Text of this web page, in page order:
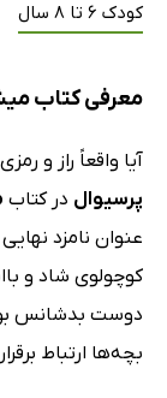
کودک 6 تا 8 سال
معرفی کتاب
آیا واقعاً راز و
پرسیوال در کتاب
عنوان نامزد
کوچولوی شاد و
دوست بدشانس
بچه‌ها ارتباط